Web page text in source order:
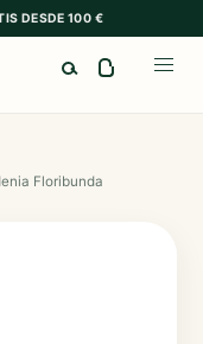
DESDE 100 €
Floribunda